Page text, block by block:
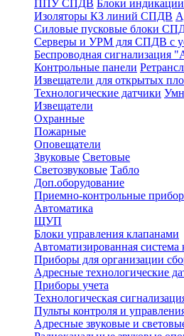
ППУ СПДВ Блоки
Изоляторы КЗ линий СПДВ
Силовые пусковые блоки
Серверы и УРМ для СПДВ с
Беспроводная сигнализация
Контрольные панели
Извещатели для открытых
Технологические датчики
Извещатели
Охранные
Пожарные
Оповещатели
Звуковые Световые
Светозвуковые Табло
Доп.оборудование
Приемно-контрольные
Автоматика
ЩУП
Блоки управления клапанами
Автоматизированная
Приборы для организации
Адресные технологические
Приборы учета
Технологическая
Пульты контроля и
Адресные звуковые и